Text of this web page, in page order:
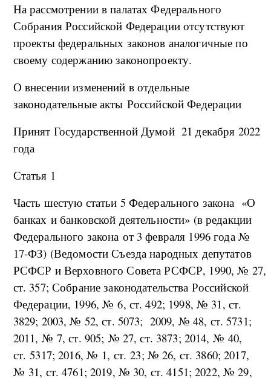
На рассмотрении в палатах Федерального
Собрания Российской Федерации отсутствуют
проекты федеральных законов аналогичные по
своему содержанию законопроекту.
О внесении изменений в отдельные
законодательные акты Российской Федерации
Принят Государственной Думой 21 декабря 2022
года
Статья 1
Часть шестую статьи 5 Федерального закона «О
банках и банковской деятельности» (в редакции
Федерального закона от 3 февраля 1996 года №
17-ФЗ) (Ведомости Съезда народных депутатов
РСФСР и Верховного Совета РСФСР, 1990, № 27,
ст. 357; Собрание законодательства Российской
Федерации, 1996, № 6, ст. 492; 1998, № 31, ст.
3829; 2003, № 52, ст. 5073; 2009, № 48, ст. 5731;
2011, № 7, ст. 905; № 27, ст. 3873; 2014, № 40,
ст. 5317; 2016, № 1, ст. 23; № 26, ст. 3860; 2017,
№ 31, ст. 4761; 2019, № 30, ст. 4151; 2022, № 29,